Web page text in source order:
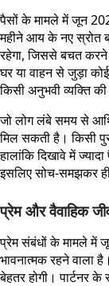
पैसों के मामले में जून
महीने आय के नए स्रोत
रहेगा, जिससे बचत करने
घर या वाहन से जुड़ा
किसी अनुभवी व्यक्ति
जो लोग लंबे समय से
मिल सकती है। किसी
हालांकि दिखावे में
इसलिए सोच-समझकर
प्रेम और वैवाहिक
प्रेम संबंधों के मामले में
भावनात्मक रहने वाला
बेहतर होगी। पार्टनर